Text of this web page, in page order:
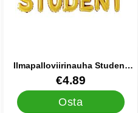
Ilmapalloviirinauha Student
Kulta
Tuote.nro 87165
€4.89
Osta